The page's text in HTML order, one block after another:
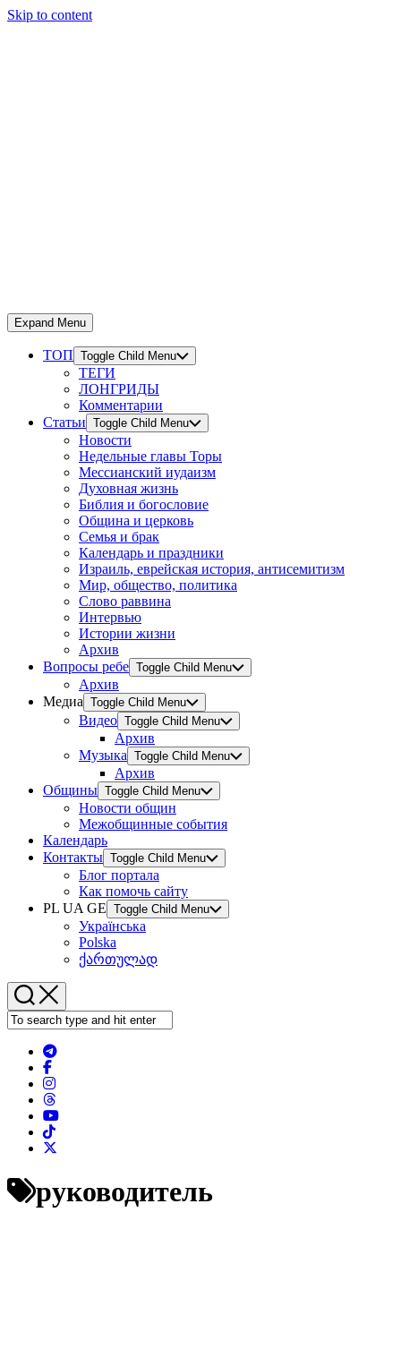
Skip to content
Expand Menu
ТОП Toggle Child Menu
ТЕГИ
ЛОНГРИДЫ
Комментарии
Статьи Toggle Child Menu
Новости
Недельные главы Торы
Мессианский иудаизм
Духовная жизнь
Библия и богословие
Община и церковь
Семья и брак
Календарь и праздники
Израиль, еврейская история, антисемитизм
Мир, общество, политика
Слово раввина
Интервью
Истории жизни
Архив
Вопросы ребе Toggle Child Menu
Архив
Медиа Toggle Child Menu
Видео Toggle Child Menu
Архив
Музыка Toggle Child Menu
Архив
Общины Toggle Child Menu
Новости общин
Межобщинные события
Календарь
Контакты Toggle Child Menu
Блог портала
Как помочь сайту
PL UA GE Toggle Child Menu
Українська
Polska
ქართულად
руководитель